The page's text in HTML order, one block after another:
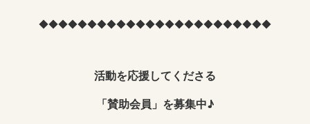
◆◆◆◆◆◆◆◆◆◆◆◆◆◆◆◆◆◆◆◆◆◆◆◆
活動を応援してくださる
「賛助会員」を募集中♪